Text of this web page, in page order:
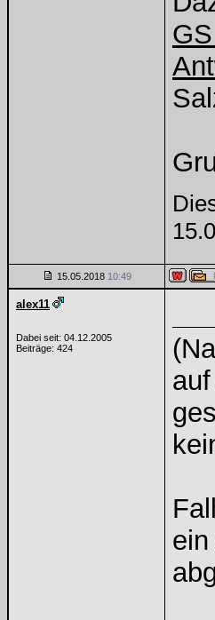
15.05.2018 10:49
alex11
Dabei seit: 04.12.2005
Beiträge: 424